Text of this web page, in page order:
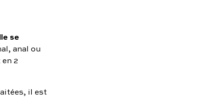
se
anal ou
2
il est